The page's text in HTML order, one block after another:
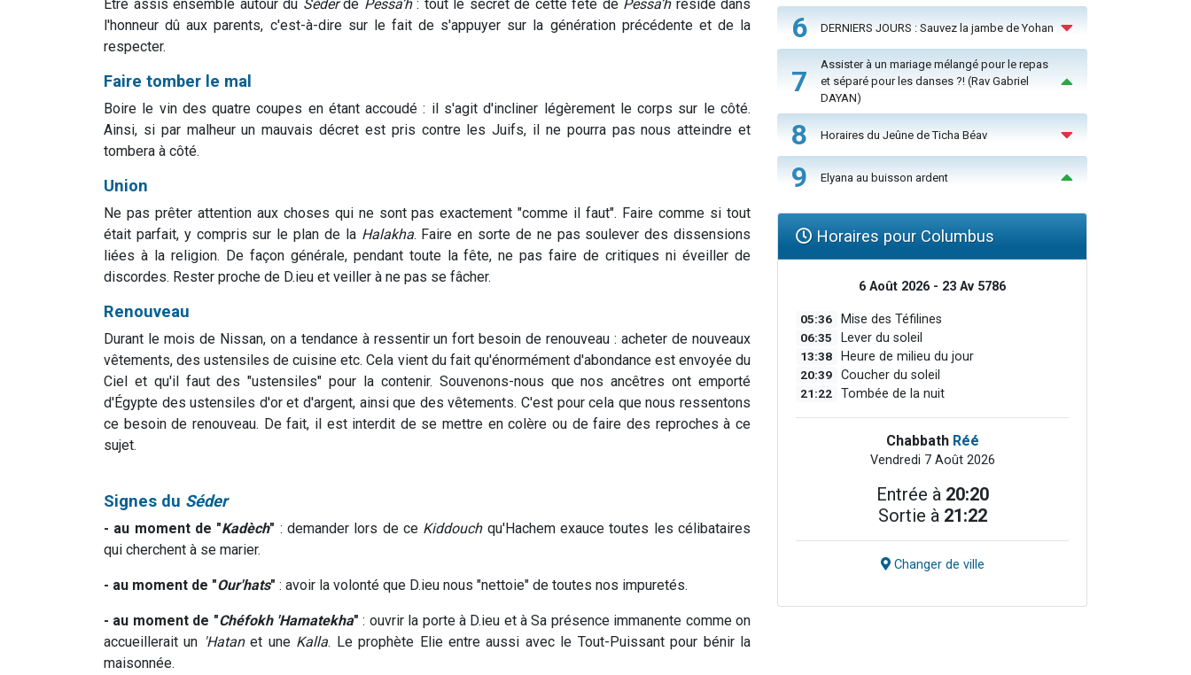
Être assis ensemble autour du Séderde Pessa’h: tout le secret de cette fête de Pessa’hréside dans
l'honneur dû aux parents, c'est-à-dire sur le fait de s'appuyer sur la génération précédente et de la
respecter.
Faire tomber le mal
Boire le vin des quatre coupes en étant accoudé : il s'agit d'incliner légèrement le corps sur le côté.
Ainsi, si par malheur un mauvais décret est pris contre les Juifs, il ne pourra pas nous atteindre et
tombera à côté.
Union
Ne pas prêter attention aux choses qui ne sont pas exactement "comme il faut". Faire comme si tout
était parfait, y compris sur le plan de la Halakha. Faire en sorte de ne pas soulever des dissensions
liées à la religion. De façon générale, pendant toute la fête, ne pas faire de critiques ni éveiller de
discordes. Rester proche de D.ieu et veiller à ne pas se fâcher.
Renouveau
Durant le mois de Nissan, on a tendance à ressentir un fort besoin de renouveau : acheter de nouveaux
vêtements, des ustensiles de cuisine etc. Cela vient du fait qu'énormément d'abondance est envoyée du
Ciel et qu'il faut des "ustensiles" pour la contenir. Souvenons-nous que nos ancêtres ont emporté
d'Égypte des ustensiles d'or et d'argent, ainsi que des vêtements. C'est pour cela que nous ressentons
ce besoin de renouveau. De fait, il est interdit de se mettre en colère ou de faire des reproches à ce
sujet.
Signes du Séder
- au moment de "Kadèch" : demander lors de ce Kiddouchqu'Hachem exauce toutes les célibataires
qui cherchent à se marier.
- au moment de "Our'hats" : avoir la volonté que D.ieu nous "nettoie" de toutes nos impuretés.
- au moment de "Chéfokh 'Hamatekha": ouvrir la porte à D.ieu et à Sa présence immanente comme on
accueillerait un 'Hatanet une Kalla. Le prophète Elie entre aussi avec le Tout-Puissant pour bénir la
maisonnée.
6 DERNIERS JOURS : Sauvez la jambe de Yohan
7
Assister à un mariage mélangé pour le repas
et séparé pour les danses ?! (Rav Gabriel
DAYAN)
8 Horaires du Jeûne de Ticha Béav
9 Elyana au buisson ardent
Horaires pour Columbus
6 Août 2026 - 23 Av 5786
05:36 Mise des Téfilines
06:35 Lever du soleil
13:38 Heure de milieu du jour
20:39 Coucher du soleil
21:22 Tombée de la nuit
Chabbath Réé
Vendredi 7 Août 2026
Entrée à 20:20
Sortie à 21:22
Changer de ville